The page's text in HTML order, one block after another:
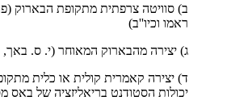
ב) סוויטה צרפתית מתקופת הבארוק
ראמו וכיו''ב)
ג) יצירה מהבארוק המאוחר (י. ס. באך,
ד) יצירה קאמרית קולית או כלית
יכולות הסטודנט בריאליזציה של באס